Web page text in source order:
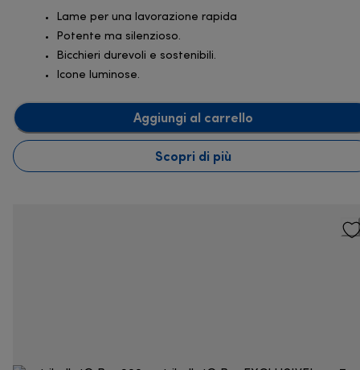
Lame per una lavorazione rapida
Potente ma silenzioso.
Bicchieri durevoli e sostenibili.
Icone luminose.
Aggiungi al carrello
Scopri di più